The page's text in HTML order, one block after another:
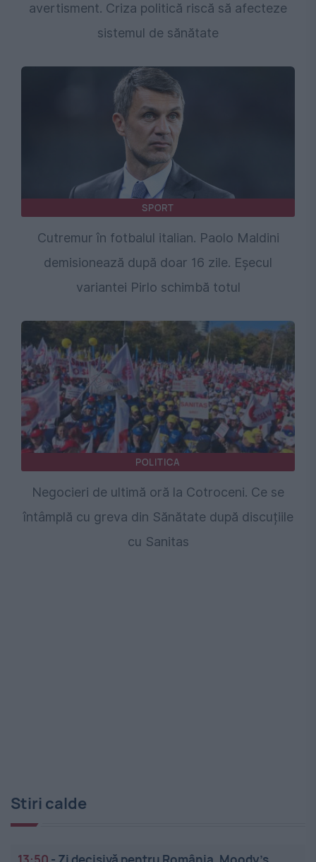
avertisment. Criza politică riscă să afecteze
sistemul de sănătate
SPORT
Cutremur în fotbalul italian. Paolo Maldini
demisionează după doar 16 zile. Eșecul
variantei Pirlo schimbă totul
POLITICA
Negocieri de ultimă oră la Cotroceni. Ce se
întâmplă cu greva din Sănătate după discuțiile
cu Sanitas
Stiri calde